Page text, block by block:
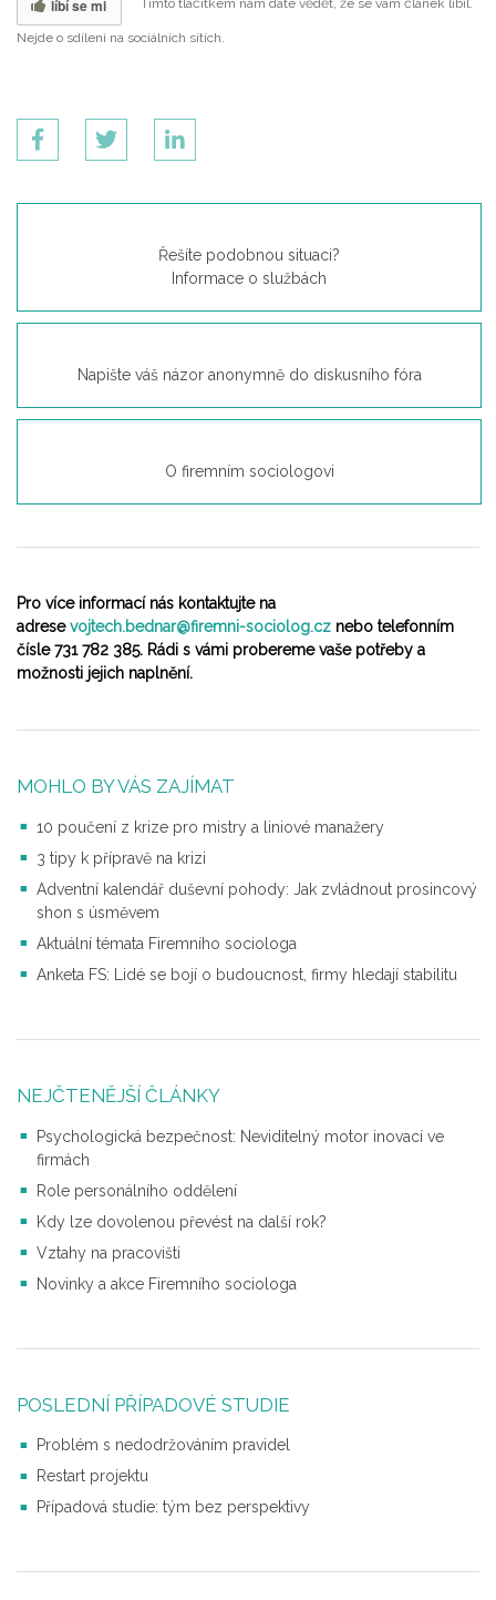
líbí se mi Tímto tlačítkem nám dáte vědět, že se vám článek líbil.
Nejde o sdílení na sociálních sítích.
Řešíte podobnou situaci?
Informace o službách
Napište váš názor anonymně do diskusního fóra
O firemním sociologovi
Pro více informací nás kontaktujte na
adresevojtech.bednar@firemni-sociolog.cz nebo telefonním
čísle 731 782 385. Rádi s vámi probereme vaše potřeby a
možnosti jejich naplnění.
MOHLO BY VÁS ZAJÍMAT
10 poučení z krize pro mistry a liniové manažery
3 tipy k přípravě na krizi
Adventní kalendář duševní pohody: Jak zvládnout prosincový
shon s úsměvem
Aktuální témata Firemního sociologa
Anketa FS: Lidé se bojí o budoucnost, firmy hledají stabilitu
NEJČTENĚJŠÍ ČLÁNKY
Psychologická bezpečnost: Neviditelný motor inovací ve
firmách
Role personálního oddělení
Kdy lze dovolenou převést na další rok?
Vztahy na pracovišti
Novinky a akce Firemního sociologa
POSLEDNÍ PŘÍPADOVÉ STUDIE
Problém s nedodržováním pravidel
Restart projektu
Případová studie: tým bez perspektivy